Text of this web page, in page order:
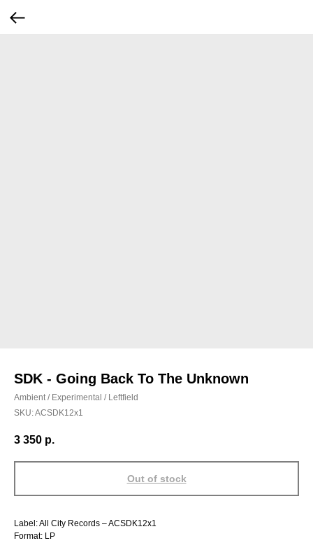
SDK - Going Back To The Unknown
Ambient / Experimental / Leftfield
SKU:ACSDK12x1
3 350 р.
Out of stock
Label: All City Records – ACSDK12x1
Format: LP